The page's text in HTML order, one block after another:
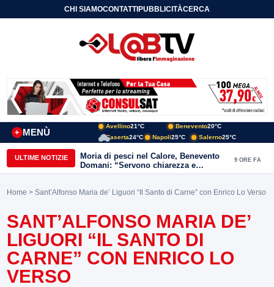
CHI SIAMOCONTATTIPUBBLICITÀCERCA
MENÙ
+
Avellino21°C Benevento20°C
Caserta24°C Napoli25°C Salerno25°C
ULTIME NOTIZIE
Moria di pesci nel Calore, Benevento
Domani: “Servono chiarezza e
approfondimenti sulla gestione
9 ORE FA
Home > Sant’Alfonso Maria de’ Liguori “Il Santo di Carne” con Enrico Lo Verso
SANT’ALFONSO MARIA DE’
LIGUORI “IL SANTO DI
CARNE” CON ENRICO LO
VERSO